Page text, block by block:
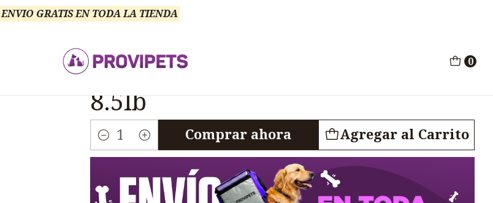
0
ENVIO GRATIS EN TODA LA TIENDA
Hills Prescription Diet Hills Jd Perros Articulaciones 8.5lb
Hills Jd Perros Articulaciones
8.5lb
Cantidad
Agregar al Carrito
Comprar ahora